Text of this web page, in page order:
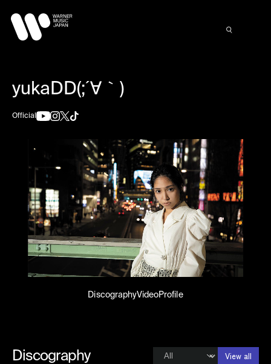
yukaDD(;´∀｀)
Official
DiscographyVideoProfile
Discography View all